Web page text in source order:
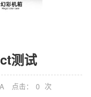
测试
点击： 0 次